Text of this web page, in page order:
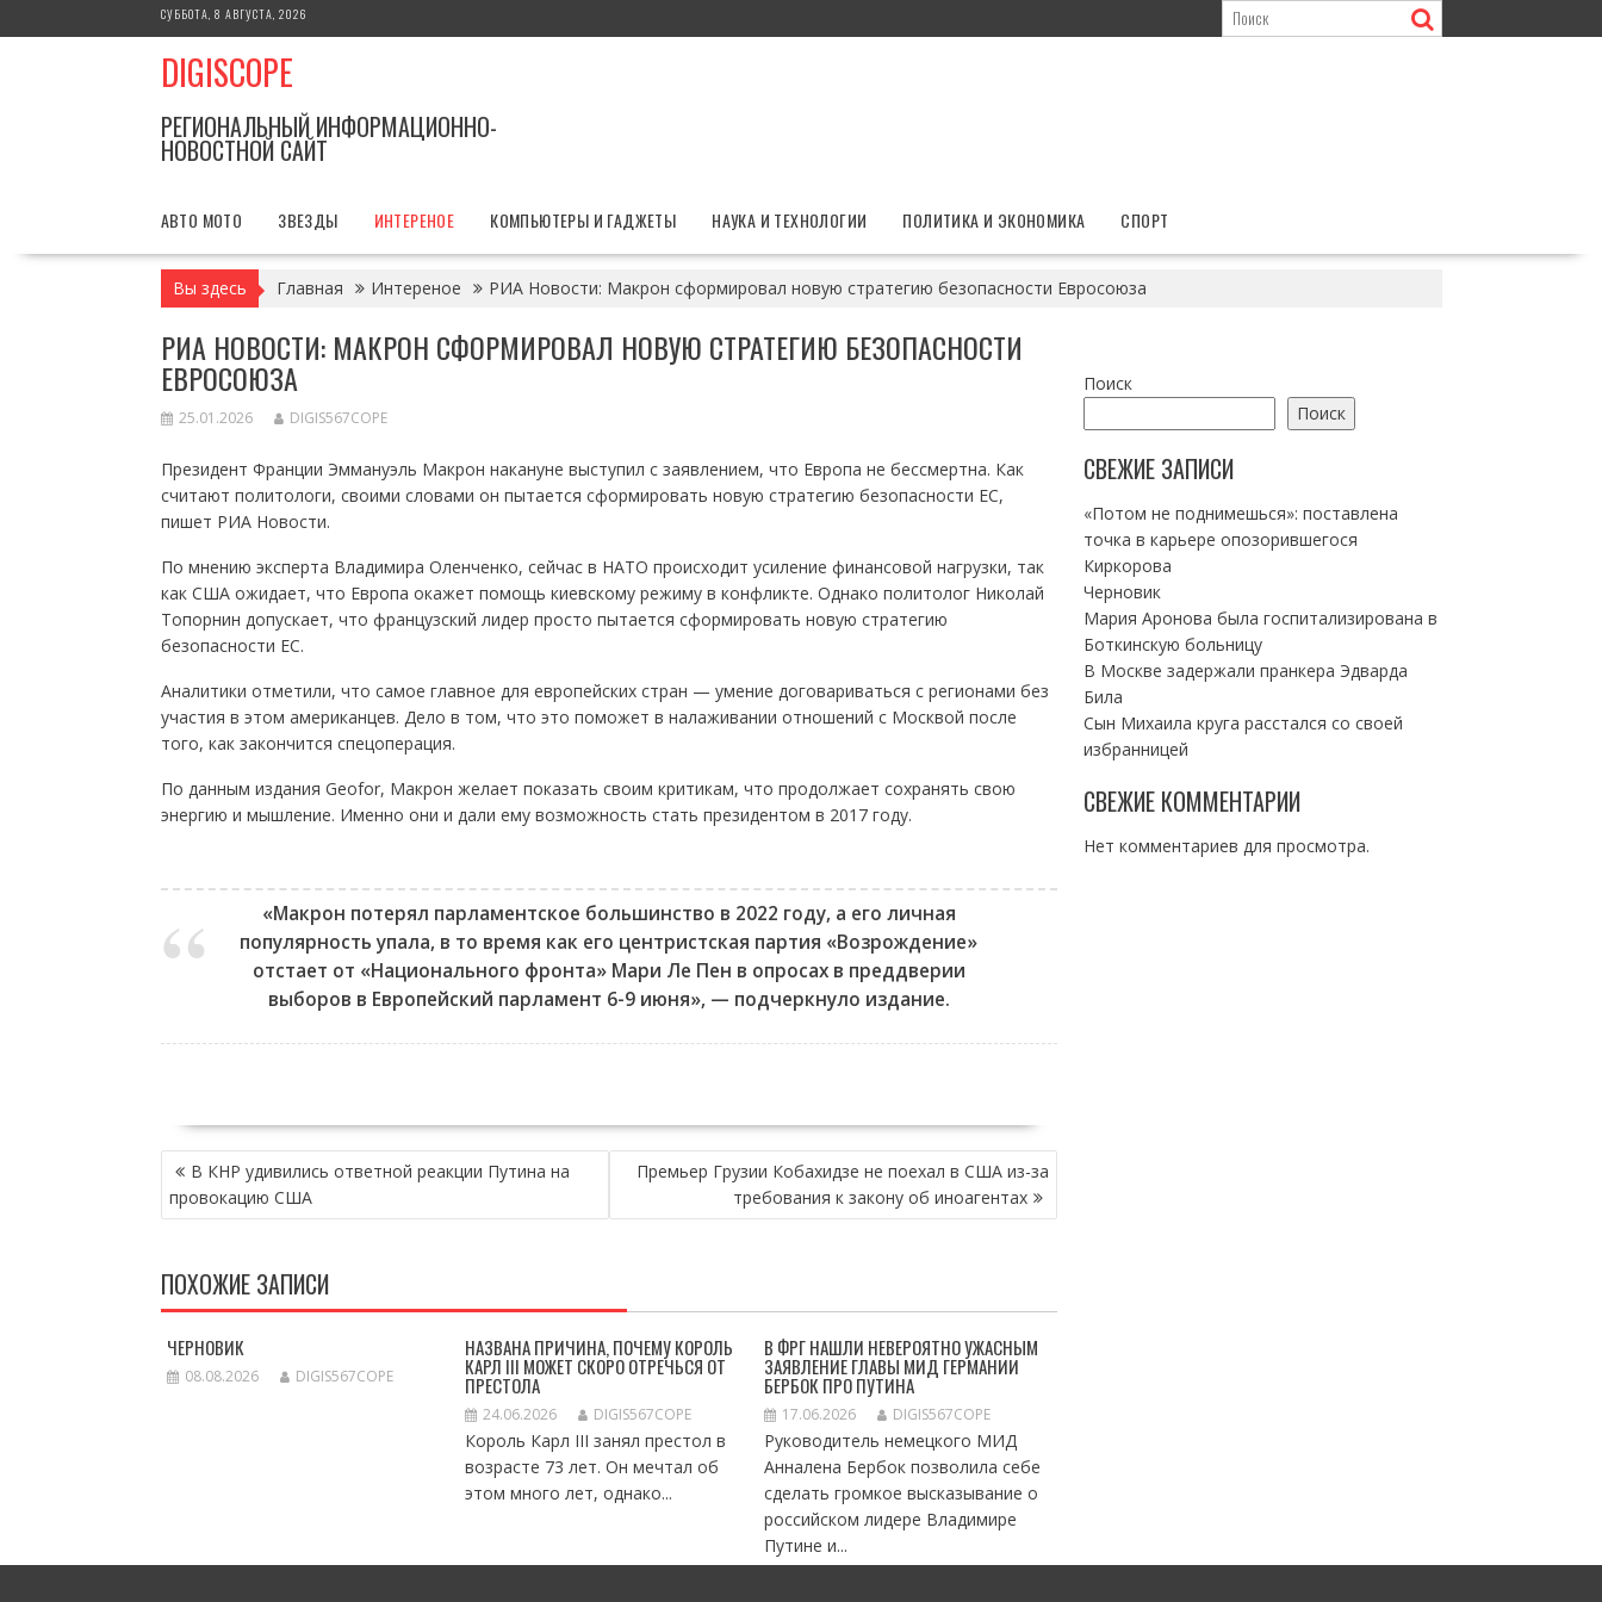
к
СУББОТА, 8 АВГУСТА, 2026
DIGISCOPE
РЕГИОНАЛЬНЫЙ ИНФОРМАЦИОННО-
НОВОСТНОЙ САЙТ
АВТО МОТО ЗВЕЗДЫ ИНТЕРЕНОЕ КОМПЬЮТЕРЫ И ГАДЖЕТЫ НАУКА И ТЕХНОЛОГИИ ПОЛИТИКА И ЭКОНОМИКА СПОРТ
Вы здесь Главная Интереное РИА Новости: Макрон сформировал новую стратегию безопасности Евросоюза
РИА НОВОСТИ: МАКРОН СФОРМИРОВАЛ НОВУЮ СТРАТЕГИЮ БЕЗОПАСНОСТИ
ЕВРОСОЮЗА
25.01.2026 DIGIS567COPE
Президент Франции Эммануэль Макрон накануне выступил с заявлением, что Европа не бессмертна. Как
считают политологи, своими словами он пытается сформировать новую стратегию безопасности ЕС,
пишет РИА Новости.
По мнению эксперта Владимира Оленченко, сейчас в НАТО происходит усиление финансовой нагрузки, так
как США ожидает, что Европа окажет помощь киевскому режиму в конфликте. Однако политолог Николай
Топорнин допускает, что французский лидер просто пытается сформировать новую стратегию
безопасности ЕС.
Аналитики отметили, что самое главное для европейских стран — умение договариваться с регионами без
участия в этом американцев. Дело в том, что это поможет в налаживании отношений с Москвой после
того, как закончится спецоперация.
По данным издания Geofor, Макрон желает показать своим критикам, что продолжает сохранять свою
энергию и мышление. Именно они и дали ему возможность стать президентом в 2017 году.
«Макрон потерял парламентское большинство в 2022 году, а его личная
популярность упала, в то время как его центристская партия «Возрождение»
отстает от «Национального фронта» Мари Ле Пен в опросах в преддверии
выборов в Европейский парламент 6-9 июня», — подчеркнуло издание.
НАВИГАЦИЯ
ПО
ЗАПИСЯМ
В КНР удивились ответной реакции Путина на
провокацию США
Премьер Грузии Кобахидзе не поехал в США из-за
требования к закону об иноагентах
ПОХОЖИЕ ЗАПИСИ
ЧЕРНОВИК
08.08.2026 DIGIS567COPE
НАЗВАНА ПРИЧИНА, ПОЧЕМУ КОРОЛЬ
КАРЛ III МОЖЕТ СКОРО ОТРЕЧЬСЯ ОТ
ПРЕСТОЛА
24.06.2026 DIGIS567COPE
Король Карл III занял престол в
возрасте 73 лет. Он мечтал об
этом много лет, однако...
В ФРГ НАШЛИ НЕВЕРОЯТНО УЖАСНЫМ
ЗАЯВЛЕНИЕ ГЛАВЫ МИД ГЕРМАНИИ
БЕРБОК ПРО ПУТИНА
17.06.2026 DIGIS567COPE
Руководитель немецкого МИД
Анналена Бербок позволила себе
сделать громкое высказывание о
российском лидере Владимире
Путине и...
Поиск
Поиск
СВЕЖИЕ ЗАПИСИ
«Потом не поднимешься»: поставлена
точка в карьере опозорившегося
Киркорова
Черновик
Мария Аронова была госпитализирована в
Боткинскую больницу
В Москве задержали пранкера Эдварда
Била
Сын Михаила круга расстался со своей
избранницей
СВЕЖИЕ КОММЕНТАРИИ
Нет комментариев для просмотра.